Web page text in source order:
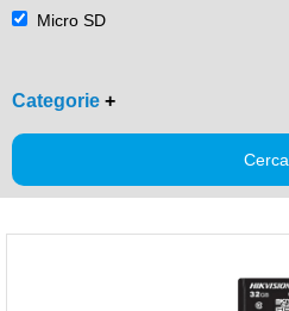
Micro SD
Categorie +
Cerca